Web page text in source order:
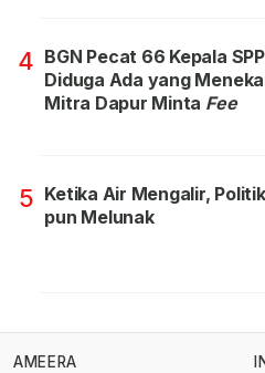
4 BGN Pecat 66 Kepala
Diduga Ada yang
Mitra Dapur Minta Fee
5 Ketika Air Mengalir, Politik
pun Melunak
AMEERA